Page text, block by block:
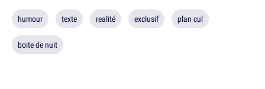
humour texte realité exclusif plan cul
boite de nuit